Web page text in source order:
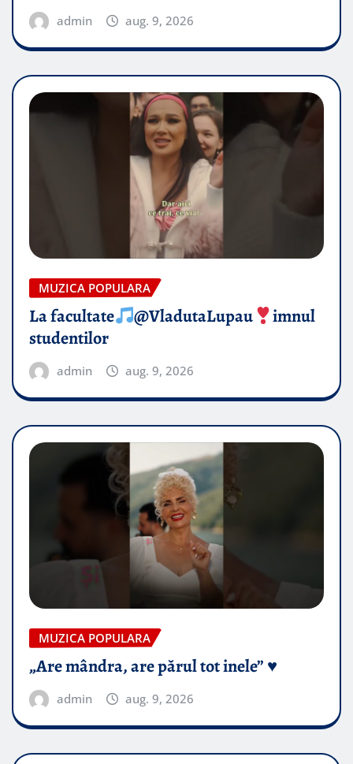
admin aug. 9, 2026
MUZICA POPULARA
La facultate @VladutaLupau
imnul
studentilor
admin aug. 9, 2026
MUZICA POPULARA
„Are mândra, are părul tot inele” ♥️
admin aug. 9, 2026